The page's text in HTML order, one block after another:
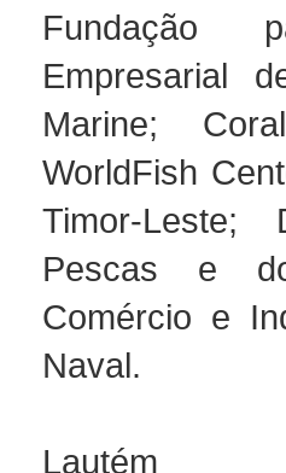
Fundação
Empresarial
Marine;
WorldFish
Timor-Leste;
Pescas e
Comércio e
Naval.
Lautém